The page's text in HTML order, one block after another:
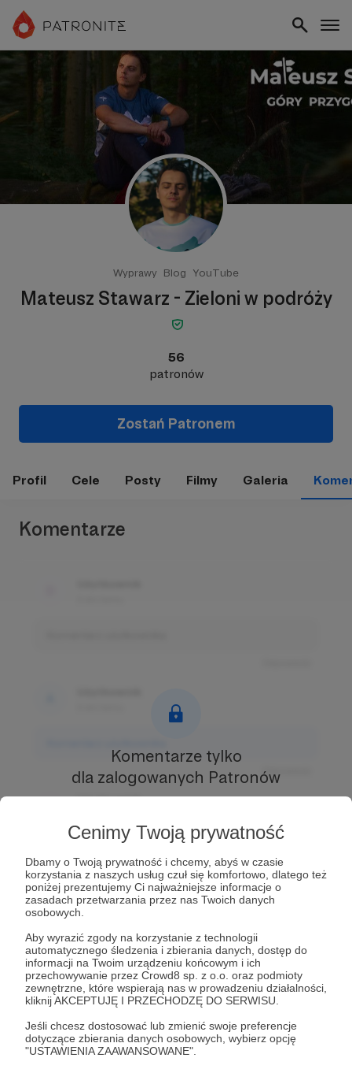
Cenimy Twoją prywatność
Dbamy o Twoją prywatność i chcemy, abyś w czasie
korzystania z naszych usług czuł się komfortowo, dlatego też
poniżej prezentujemy Ci najważniejsze informacje o
zasadach przetwarzania przez nas Twoich danych
osobowych.
Aby wyrazić zgody na korzystanie z technologii
automatycznego śledzenia i zbierania danych, dostęp do
informacji na Twoim urządzeniu końcowym i ich
przechowywanie przez Crowd8 sp. z o.o. oraz podmioty
zewnętrzne, które wspierają nas w prowadzeniu działalności,
kliknij AKCEPTUJĘ I PRZECHODZĘ DO SERWISU.
Jeśli chcesz dostosować lub zmienić swoje preferencje
dotyczące zbierania danych osobowych, wybierz opcję
"USTAWIENIA ZAAWANSOWANE".
Wyprawy Blog YouTube
Mateusz Stawarz - Zieloni w podróży
56
patronów
Zostań Patronem
Profil Cele Posty Filmy Galeria
Komentarze
Odpowiedz
Użytkownik
Odpowiedz
Użytkownik
Komentarz użytkownika
Odpowiedz
Komentarze tylko
dla zalogowanych Patronów
dostęp!
Zostań Patronem